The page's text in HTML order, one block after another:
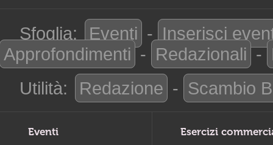
Sfoglia: Eventi - Inserisci
Approfondimenti - Redazionali -
Utilità:
Redazione - Scambio
Eventi Esercizi